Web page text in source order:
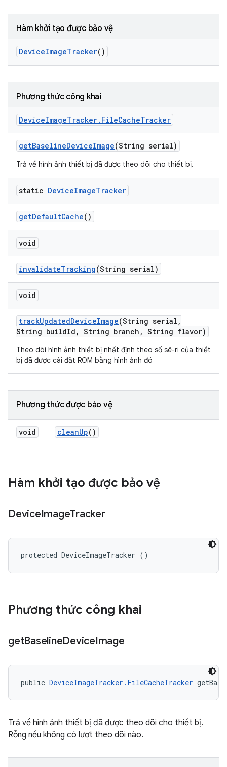
Hàm khởi tạo được bảo vệ
DeviceImageTracker()
Phương thức công khai
DeviceImageTracker. FileCacheTracker
getBaselineDeviceImage(String serial)
Trả về hình ảnh thiết bị đã được theo dõi cho thiết bị.
static DeviceImageTracker
getDefaultCache()
void
invalidateTracking(String serial)
void
trackUpdatedDeviceImage(String serial ,
String buildId , String branch , String flavor)
Theo dõi hình ảnh thiết bị nhất định theo số sê-ri của thiết
bị đã được cài đặt ROM bằng hình ảnh đó
Phương thức được bảo vệ
void cleanUp()
Hàm khởi tạo được bảo vệ
DeviceImageTracker
protected DeviceImageTracker ()
Phương thức công khai
getBaselineDeviceImage
public DeviceImageTracker.FileCacheTracker
Trả về hình ảnh thiết bị đã được theo dõi cho thiết bị.
Rỗng nếu không có lượt theo dõi nào.